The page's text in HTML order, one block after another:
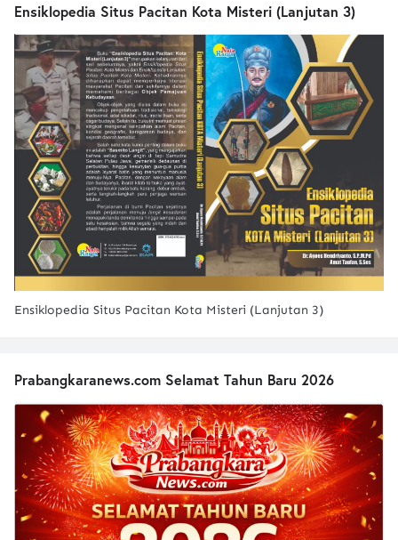
Ensiklopedia Situs Pacitan Kota Misteri (Lanjutan 3)
Ensiklopedia Situs Pacitan Kota Misteri (Lanjutan 3)
Prabangkaranews.com Selamat Tahun Baru 2026